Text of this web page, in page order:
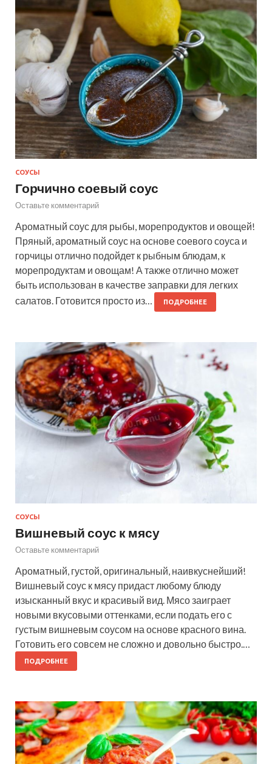
СОУСЫ
Горчично соевый соус
Оставьте комментарий
Ароматный соус для рыбы, морепродуктов и овощей!
Пряный, ароматный соус на основе соевого соуса и
горчицы отлично подойдет к рыбным блюдам, к
морепродуктам и овощам! А также отлично может
быть использован в качестве заправки для легких
салатов. Готовится просто из…
ПОДРОБНЕЕ
СОУСЫ
Вишневый соус к мясу
Оставьте комментарий
Ароматный, густой, оригинальный, наивкуснейший!
Вишневый соус к мясу придаст любому блюду
изысканный вкус и красивый вид. Мясо заиграет
новыми вкусовыми оттенками, если подать его с
густым вишневым соусом на основе красного вина.
Готовить его совсем не сложно и довольно быстро.…
ПОДРОБНЕЕ